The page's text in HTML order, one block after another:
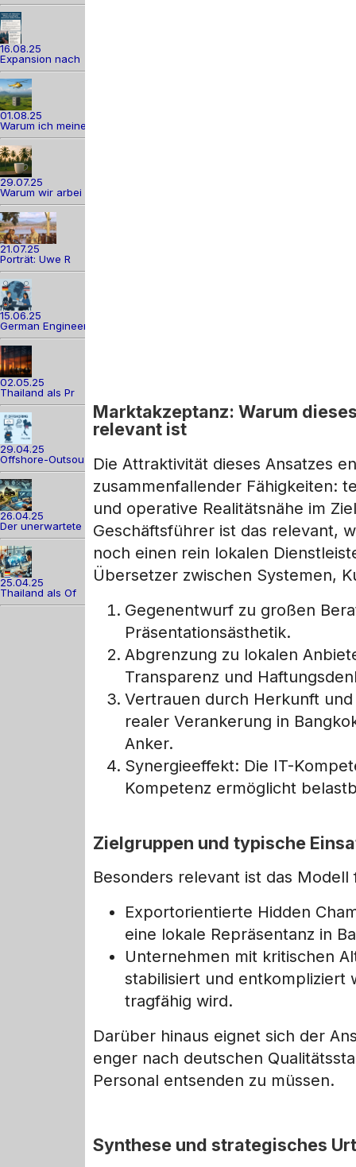
16.08.25
Expansion nach
01.08.25
Warum ich meine
29.07.25
Warum wir arbei
21.07.25
Porträt: Uwe R
15.06.25
German Engineer
02.05.25
Thailand als Pr
29.04.25
Offshore-Outsou
26.04.25
Der unerwartete
25.04.25
Thailand als Of
Marktakzeptanz: Warum
relevant ist
Die Attraktivität dieses Ansatzes
zusammenfallender Fähigkeiten:
und operative Realitätsnähe im
Geschäftsführer ist das relevant,
noch einen rein lokalen
Übersetzer zwischen Systemen,
Gegenentwurf zu großen
Präsentationsästhetik.
Abgrenzung zu lokalen
Transparenz und
Vertrauen durch Herkunft
realer Verankerung in
Anker.
Synergieeffekt: Die IT-
Kompetenz ermöglicht
Zielgruppen und typische
Besonders relevant ist das
Exportorientierte Hidden
eine lokale Repräsentanz in
Unternehmen mit kritischen
stabilisiert und entkompliziert
tragfähig wird.
Darüber hinaus eignet sich der
enger nach deutschen
Personal entsenden zu müssen.
Synthese und strategisches